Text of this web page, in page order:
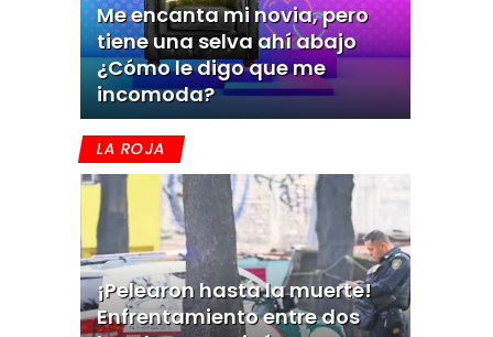
Me encanta mi novia, pero
tiene una selva ahí abajo
¿Cómo le digo que me
incomoda?
LA ROJA
¡Pelearon hasta la muerte!
Enfrentamiento entre dos